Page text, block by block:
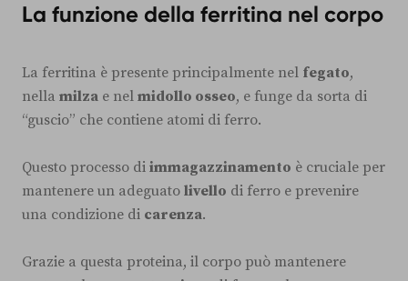
La funzione della ferritina nel corpo
La ferritina è presente principalmente nel fegato,
nella milza e nel midollo osseo, e funge da sorta di
“guscio” che contiene atomi di ferro.
Questo processo di immagazzinamento è cruciale per
mantenere un adeguato livello di ferro e prevenire
una condizione di carenza.
Grazie a questa proteina, il corpo può mantenere